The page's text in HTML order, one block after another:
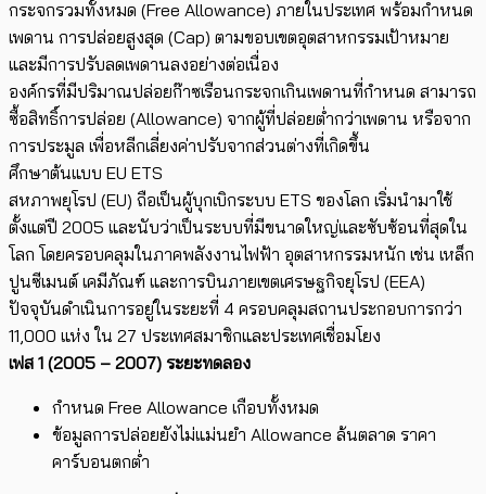
กระจกรวมทั้งหมด (Free Allowance) ภายในประเทศ พร้อมกำหนด
เพดาน การปล่อยสูงสุด (Cap)​ ตามขอบเขตอุตสาหกรรมเป้าหมาย
และมีการปรับลดเพดานลงอย่างต่อเนื่อง
องค์กรที่มีปริมาณปล่อยก๊าซเรือนกระจกเกินเพดานที่กำหนด ​สามารถ
ซื้อสิทธิ์การปล่อย (Allowance) จากผู้ที่ปล่อยต่ำกว่าเพดาน หรือจาก
การประมูล เพื่อหลีกเลี่ยงค่าปรับจากส่วนต่างที่เกิดขึ้น
ศึกษา​ต้นแบบ EU ETS
สหภาพยุโรป (EU) ถือเป็น​ผู้บุกเบิกระบบ ETS ของโลก ​เริ่มนำมาใช้
ตั้งแต่ปี 2005 และนับว่าเป็นระบบที่มีขนาดใหญ่และซับซ้อนที่สุดใน
โลก ​โดยครอบคลุมในภาคพลังงานไฟฟ้า อุตสาหกรรมหนัก เช่น เหล็ก
ปูนซีเมนต์ เคมีภัณฑ์ และการบินภายเขตเศรษฐกิจยุโรป (EEA)
ปัจจุบันดำเนินการอยู่ในระยะที่​ 4 ครอบคลุมสถานประกอบการกว่า
11,000 แห่ง ใน 27 ประเทศสมาชิกและประเทศเชื่อมโยง
เฟส 1 (2005 – 2007) ระยะทดลอง
กำหนด Free Allowance เกือบทั้งหมด
ข้อมูลการปล่อยยังไม่แม่นยำ Allowance ล้นตลาด ราคา
คาร์บอนตกต่ำ